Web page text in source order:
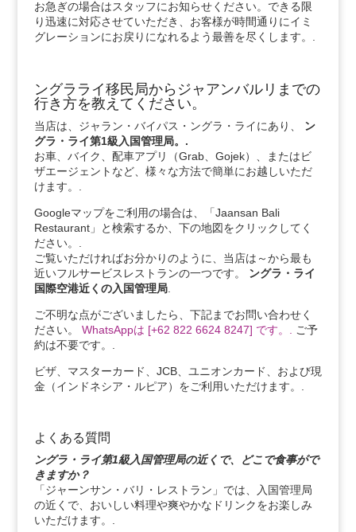
お急ぎの場合はスタッフにお知らせください。できる限
り迅速に対応させていただき、お客様が時間通りにイミ
グレーションにお戻りになれるよう最善を尽くします。.
ングラライ移民局からジャアンバルリまでの
行き方を教えてください。
当店は、ジャラン・バイパス・ングラ・ライにあり、 ン
グラ・ライ第1級入国管理局。.
お車、バイク、配車アプリ（Grab、Gojek）、またはビ
ザエージェントなど、様々な方法で簡単にお越しいただ
けます。.
Googleマップをご利用の場合は、「Jaansan Bali
Restaurant」と検索するか、下の地図をクリックしてく
ださい。.
ご覧いただければお分かりのように、当店は～から最も
近いフルサービスレストランの一つです。 ングラ・ライ
国際空港近くの入国管理局.
ご不明な点がございましたら、下記までお問い合わせく
ださい。 WhatsAppは [+62 822 6624 8247] です。. ご予
約は不要です。.
ビザ、マスターカード、JCB、ユニオンカード、および現
金（インドネシア・ルピア）をご利用いただけます。.
よくある質問
ングラ・ライ第1級入国管理局の近くで、どこで食事がで
きますか？
「ジャーンサン・バリ・レストラン」では、入国管理局
の近くで、おいしい料理や爽やかなドリンクをお楽しみ
いただけます。.